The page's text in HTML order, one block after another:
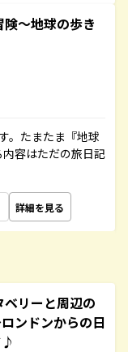
～地球の歩き
。たまたま『地球
容はただの旅日記
詳細を見る
リーと周辺の
ンドンからの日
♪